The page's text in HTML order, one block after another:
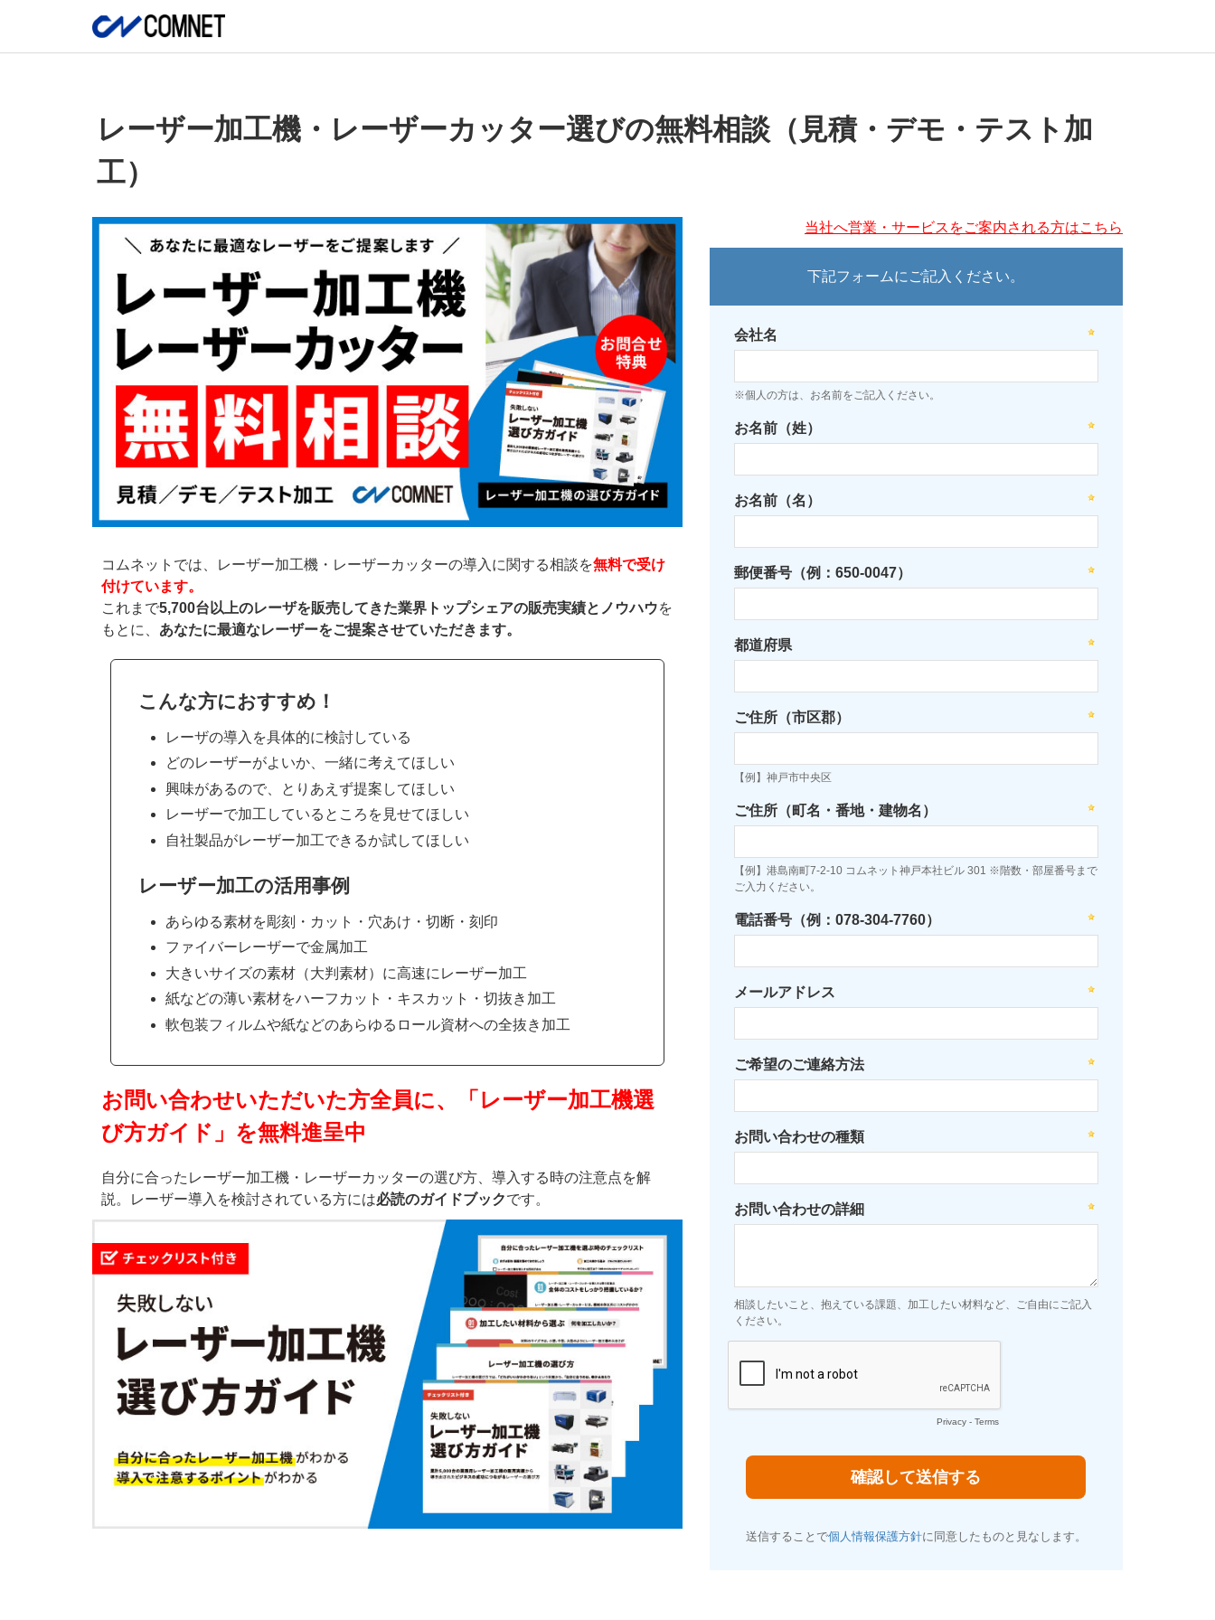
レーザー加工機・レーザーカッター選びの無料相談（見積・デモ・テスト加
工）
コムネットでは、レーザー加工機・レーザーカッターの導入に関する相談を無料で受け
付けています。
これまで5,700台以上のレーザを販売してきた業界トップシェアの販売実績とノウハウを
もとに、 あなたに最適なレーザーをご提案させていただきます。
こんな方におすすめ！
レーザの導入を具体的に検討している
どのレーザーがよいか、一緒に考えてほしい
興味があるので、とりあえず提案してほしい
レーザーで加工しているところを見せてほしい
自社製品がレーザー加工できるか試してほしい
レーザー加工の活用事例
あらゆる素材を彫刻・カット・穴あけ・切断・刻印
ファイバーレーザーで金属加工
大きいサイズの素材（大判素材）に高速にレーザー加工
紙などの薄い素材をハーフカット・キスカット・切抜き加工
軟包装フィルムや紙などのあらゆるロール資材への全抜き加工
お問い合わせいただいた方全員に、「レーザー加工機選
び方ガイド」を無料進呈中
自分に合ったレーザー加工機・レーザーカッターの選び方、導入する時の注意点を解
説。レーザー導入を検討されている方には必読のガイドブックです。
当社へ営業・サービスをご案内される方はこちら
下記フォームにご記入ください。
会社名
※個人の方は、お名前をご記入ください。
お名前（姓）
お名前（名）
郵便番号（例：650-0047）
都道府県
ご住所（市区郡）
【例】神戸市中央区
ご住所（町名・番地・建物名）
【例】港島南町7-2-10 コムネット神戸本社ビル 301 ※階数・部屋番号まで
ご入力ください。
電話番号（例：078-304-7760）
メールアドレス
ご希望のご連絡方法
お問い合わせの種類
お問い合わせの詳細
相談したいこと、抱えている課題、加工したい材料など、ご自由にご記入
ください。
Privacy- Terms
送信することで個人情報保護方針に同意したものと見なします。